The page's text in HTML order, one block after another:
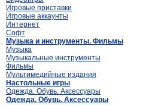
Игровые приставки
Игровые аккаунты
Интернет
Софт
Музыка и инструменты. Фильмы
Музыка
Музыкальные инструменты
Фильмы
Мультимедийные издания
Настольные игры
Одежда. Обувь. Аксессуары
Одежда. Обувь. Аксессуары